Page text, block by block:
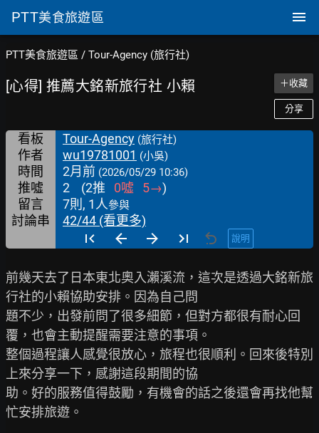
PTT美食旅遊區
PTT美食旅遊區 / Tour-Agency (旅行社)
[心得] 推薦大銘新旅行社 小賴 ＋收藏
分享
看板 Tour-Agency (旅行社)
作者 wu19781001 (小吳)
時間 2月前 (2026/05/29 10:36)
推噓 2 (2推 0噓 5→)
留言
7則, 1人參與
討論串 42/44 (看更多)
說明
前幾天去了日本東北奧入瀨溪流，這次是透過大銘新旅
行社的小賴協助安排。因為自己問
題不少，出發前問了很多細節，但對方都很有耐心回
覆，也會主動提醒需要注意的事項。
整個過程讓人感覺很放心，旅程也很順利。回來後特別
上來分享一下，感謝這段期間的協
助。好的服務值得鼓勵，有機會的話之後還會再找他幫
忙安排旅遊。